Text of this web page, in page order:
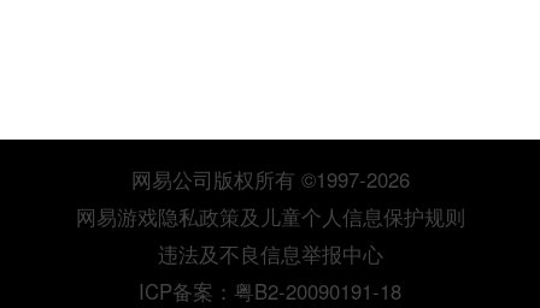
网易公司版权所有 ©1997-2026
网易游戏隐私政策及儿童个人信息保护规则
违法及不良信息举报中心
ICP备案：粤B2-20090191-18